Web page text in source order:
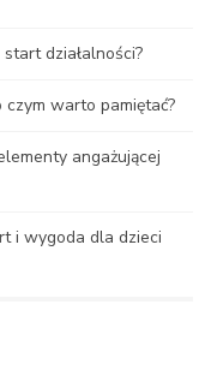
działalności?
warto pamiętać?
angażującej
i wygoda dla dzieci